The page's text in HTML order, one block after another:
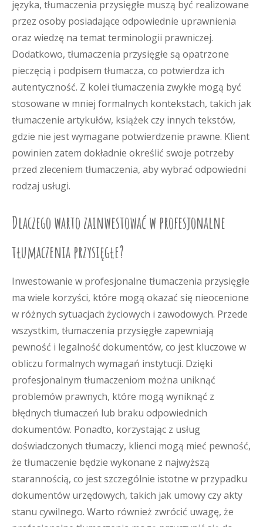
języka, tłumaczenia przysięgłe muszą być realizowane
przez osoby posiadające odpowiednie uprawnienia
oraz wiedzę na temat terminologii prawniczej.
Dodatkowo, tłumaczenia przysięgłe są opatrzone
pieczęcią i podpisem tłumacza, co potwierdza ich
autentyczność. Z kolei tłumaczenia zwykłe mogą być
stosowane w mniej formalnych kontekstach, takich jak
tłumaczenie artykułów, książek czy innych tekstów,
gdzie nie jest wymagane potwierdzenie prawne. Klient
powinien zatem dokładnie określić swoje potrzeby
przed zleceniem tłumaczenia, aby wybrać odpowiedni
rodzaj usługi.
Dlaczego warto zainwestować w profesjonalne
tłumaczenia przysięgłe?
Inwestowanie w profesjonalne tłumaczenia przysięgłe
ma wiele korzyści, które mogą okazać się nieocenione
w różnych sytuacjach życiowych i zawodowych. Przede
wszystkim, tłumaczenia przysięgłe zapewniają
pewność i legalność dokumentów, co jest kluczowe w
obliczu formalnych wymagań instytucji. Dzięki
profesjonalnym tłumaczeniom można uniknąć
problemów prawnych, które mogą wyniknąć z
błędnych tłumaczeń lub braku odpowiednich
dokumentów. Ponadto, korzystając z usług
doświadczonych tłumaczy, klienci mogą mieć pewność,
że tłumaczenie będzie wykonane z najwyższą
starannością, co jest szczególnie istotne w przypadku
dokumentów urzędowych, takich jak umowy czy akty
stanu cywilnego. Warto również zwrócić uwagę, że